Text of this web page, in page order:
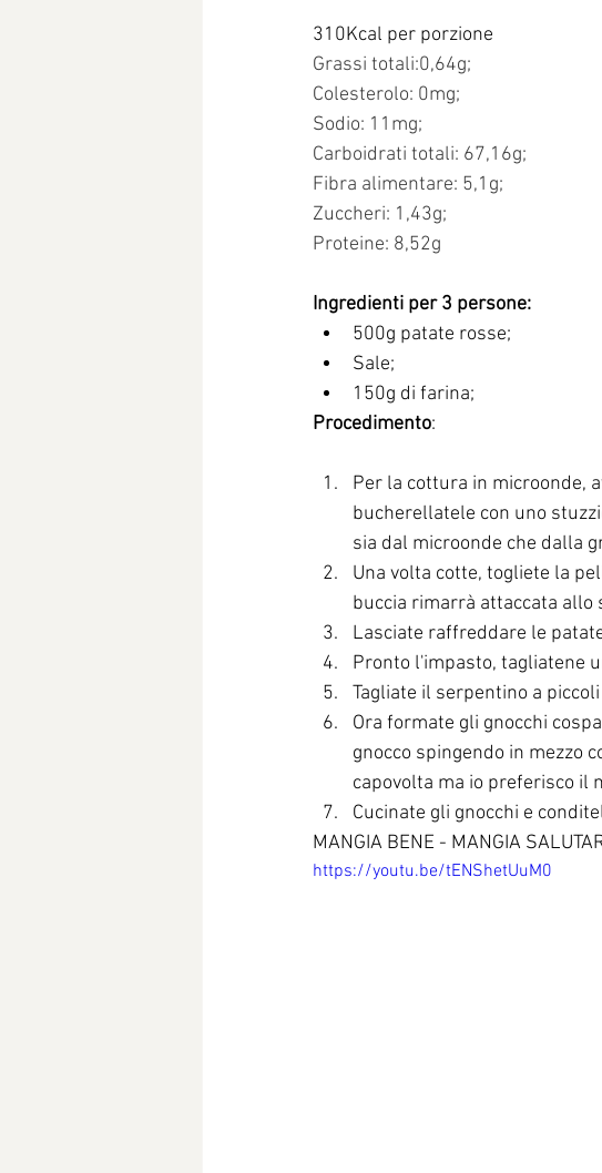
310Kcal per porzione
Grassi totali:0,64g;
Colesterolo: 0mg;
Sodio: 11mg;
Carboidrati totali: 67,16g;
Fibra alimentare: 5,1g;
Zuccheri: 1,43g;
Proteine: 8,52g
Ingredienti per 3 persone:
500g patate rosse;
Sale;
150g di farina;
Procedimento:
Per la cottura in microonde,
bucherellatele con uno
sia dal microonde che dalla
Una volta cotte, togliete la
buccia rimarrà attaccata allo
Lasciate raffreddare le
Pronto l'impasto, tagliatene
Tagliate il serpentino a
Ora formate gli gnocchi
gnocco spingendo in mezzo
capovolta ma io preferisco il
Cucinate gli gnocchi e
MANGIA BENE - MANGIA
https://youtu.be/tENShetUuM0